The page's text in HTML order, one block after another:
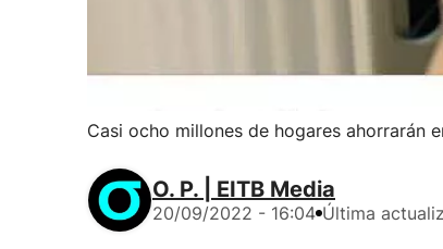
Casi ocho millones de hogares ahorrarán
O. P. | EITB Media
20/09/2022 - 16:04 Última